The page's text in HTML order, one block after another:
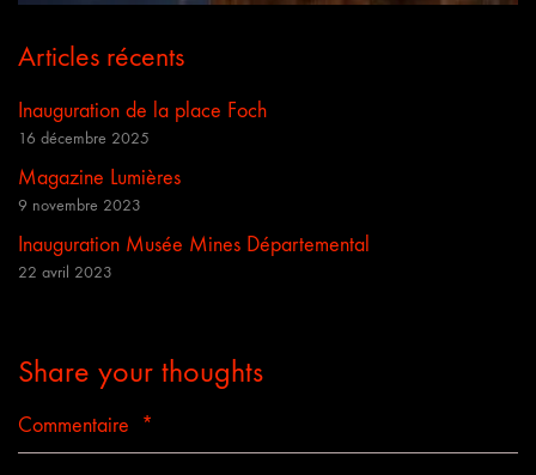
Articles récents
Inauguration de la place Foch
16 décembre 2025
Magazine Lumières
9 novembre 2023
Inauguration Musée Mines Départemental
22 avril 2023
Share your thoughts
Commentaire *